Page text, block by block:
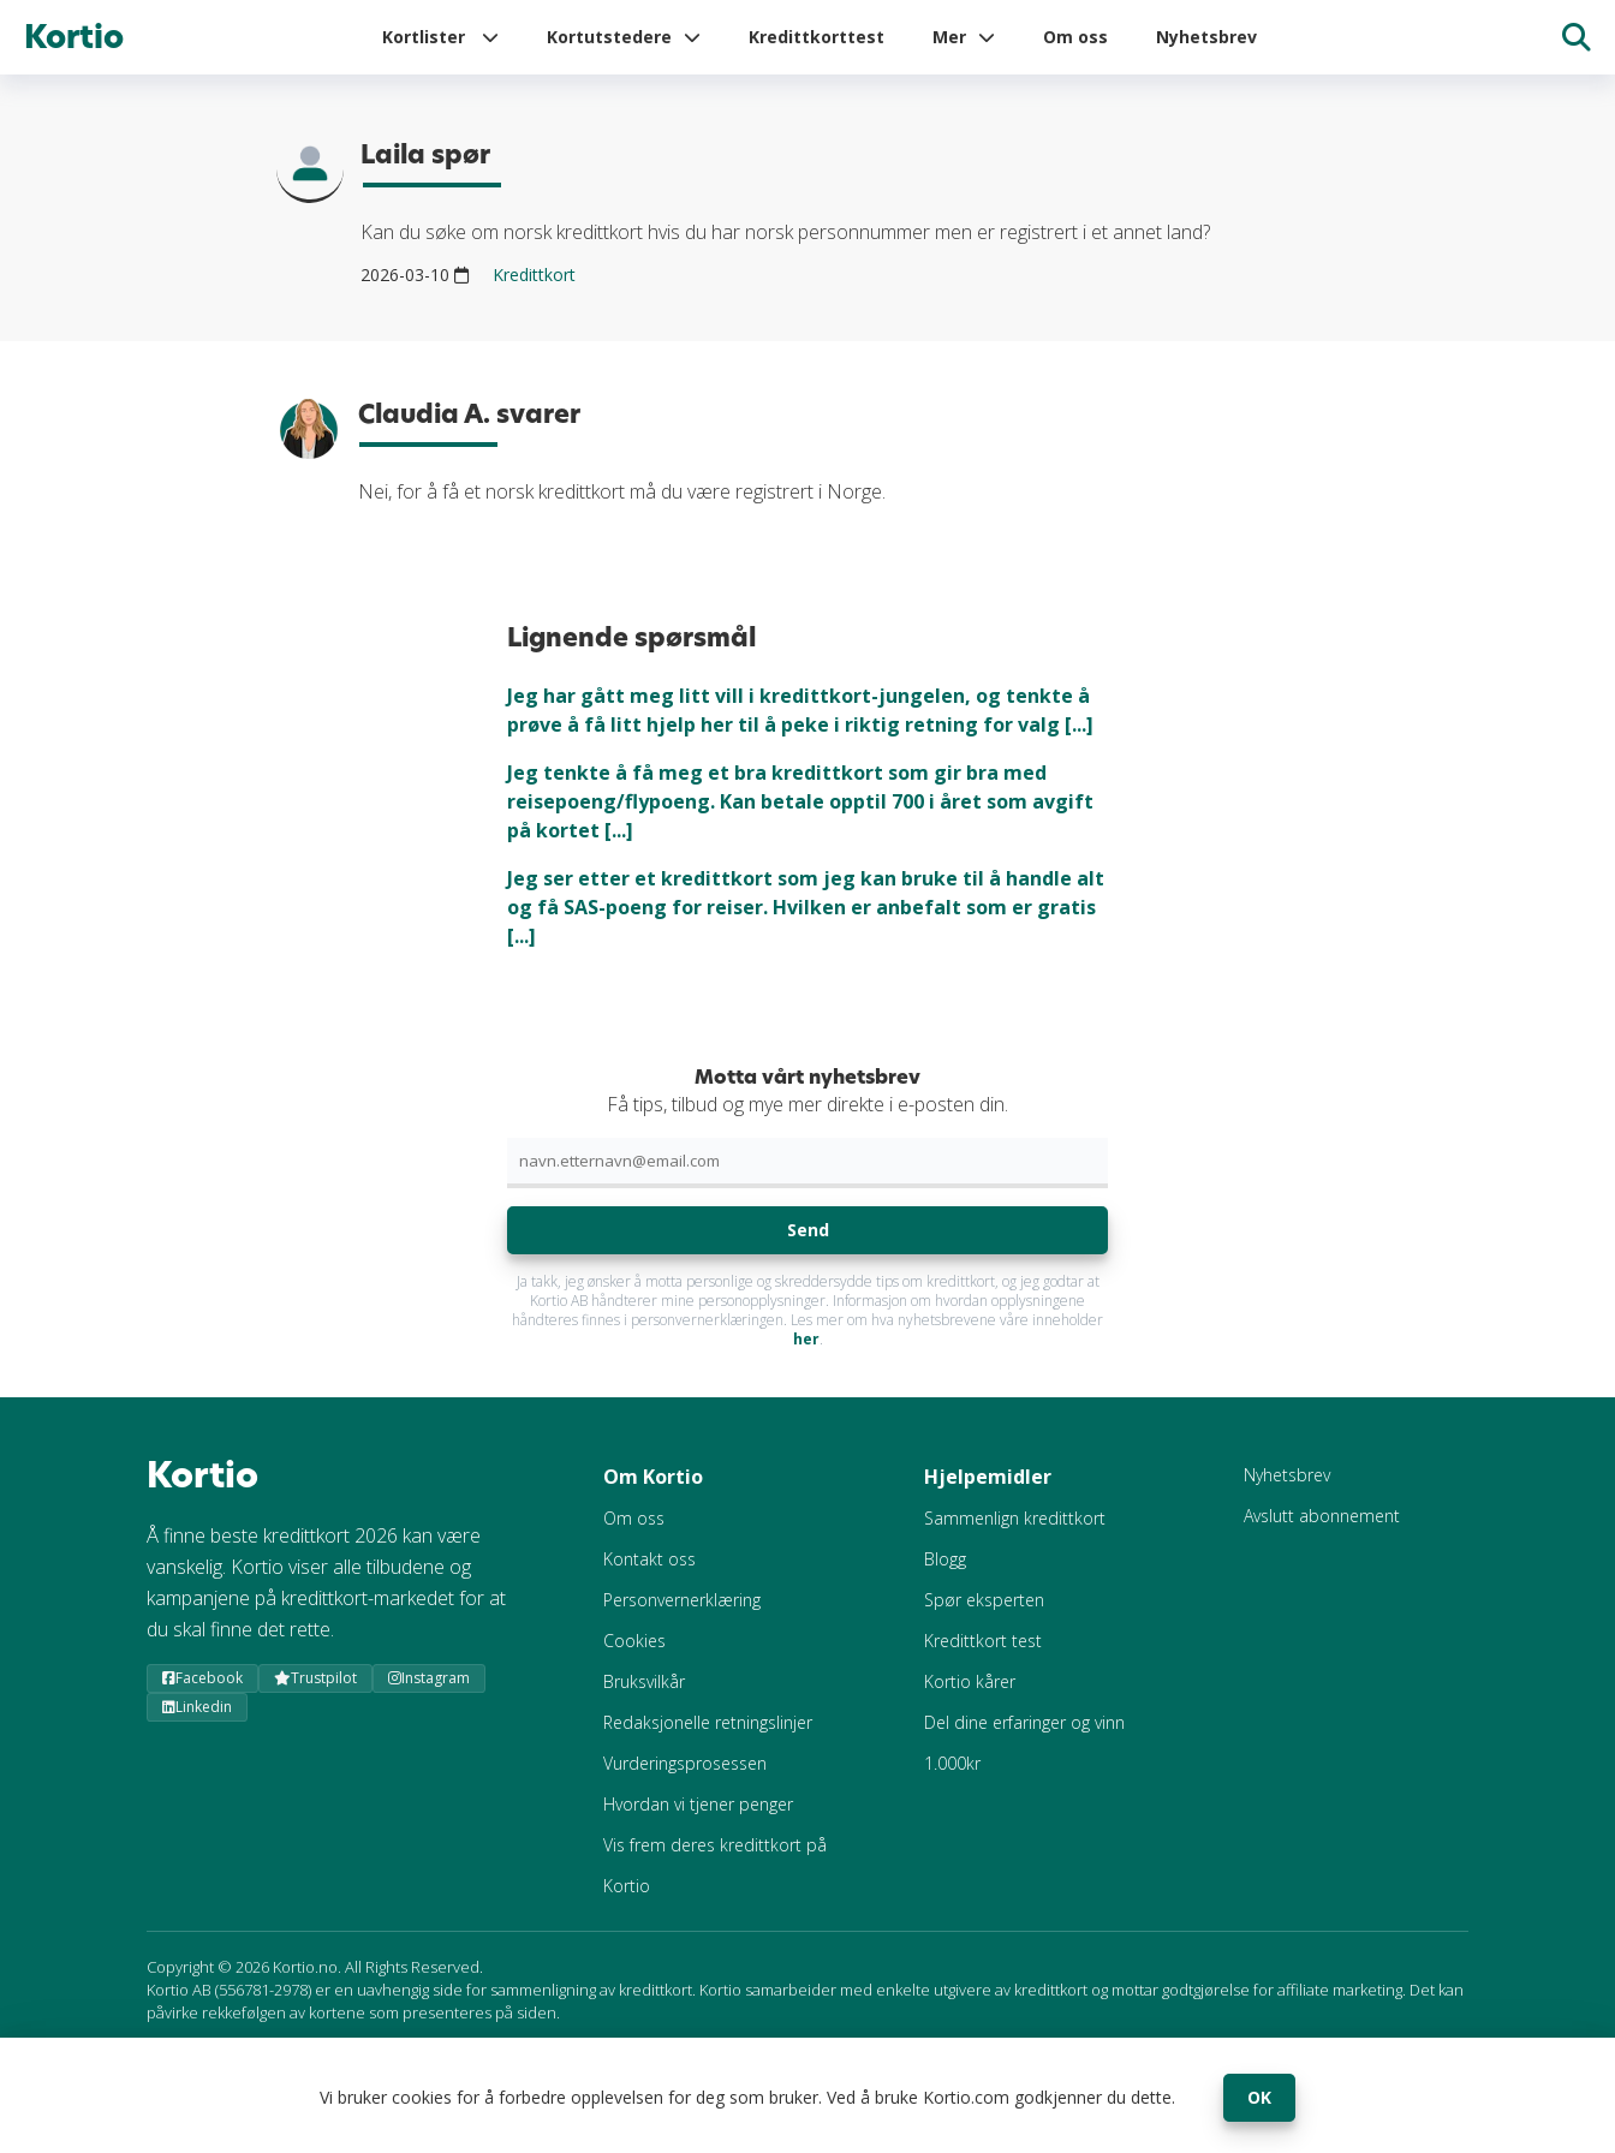
Kortio Kortlister Kortutstedere Kredittkorttest Mer Om oss Nyhetsbrev
Laila spør
Kan du søke om norsk kredittkort hvis du har norsk personnummer men er registrert i et annet land?
2026-03-10 Kredittkort
Claudia A. svarer
Nei, for å få et norsk kredittkort må du være registrert i Norge.
Lignende spørsmål
Jeg har gått meg litt vill i kredittkort-jungelen, og tenkte å
prøve å få litt hjelp her til å peke i riktig retning for valg [...]
Jeg tenkte å få meg et bra kredittkort som gir bra med
reisepoeng/flypoeng. Kan betale opptil 700 i året som avgift
på kortet [...]
Jeg ser etter et kredittkort som jeg kan bruke til å handle alt
og få SAS-poeng for reiser. Hvilken er anbefalt som er gratis
[...]
Vi bruker cookies for å forbedre opplevelsen for deg som bruker. Ved å bruke Kortio.com godkjenner du dette. OK
Motta vårt nyhetsbrev
Få tips, tilbud og mye mer direkte i e-posten din.
Send
Ja takk, jeg ønsker å motta personlige og skreddersydde tips om kredittkort, og jeg godtar at
Kortio AB håndterer mine personopplysninger. Informasjon om hvordan opplysningene
håndteres finnes i personvernerklæringen. Les mer om hva nyhetsbrevene våre inneholder
her.
Kortio
Å finne beste kredittkort 2026 kan være
vanskelig. Kortio viser alle tilbudene og
kampanjene på kredittkort-markedet for at
du skal finne det rette.
Facebook Trustpilot
Instagram
Linkedin
Om Kortio
Om oss
Kontakt oss
Personvernerklæring
Cookies
Bruksvilkår
Redaksjonelle retningslinjer
Vurderingsprosessen
Hvordan vi tjener penger
Vis frem deres kredittkort på
Kortio
Hjelpemidler
Sammenlign kredittkort
Blogg
Spør eksperten
Kredittkort test
Kortio kårer
Del dine erfaringer og vinn
1.000kr
Nyhetsbrev
Avslutt abonnement
Copyright © 2026 Kortio.no. All Rights Reserved.
Kortio AB (556781-2978) er en uavhengig side for sammenligning av kredittkort. Kortio samarbeider med enkelte utgivere av kredittkort og mottar godtgjørelse for affiliate marketing. Det kan
påvirke rekkefølgen av kortene som presenteres på siden.
Norway